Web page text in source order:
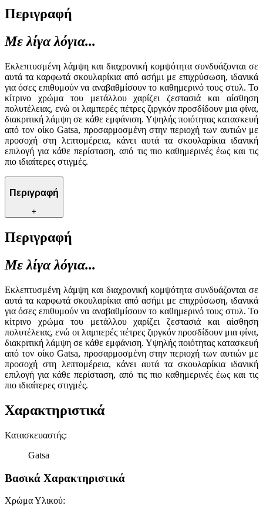
Περιγραφή
Με λίγα λόγια...
Εκλεπτυσμένη λάμψη και διαχρονική κομψότητα συνδυάζονται σε
αυτά τα καρφωτά σκουλαρίκια από ασήμι με επιχρύσωση, ιδανικά
για όσες επιθυμούν να αναβαθμίσουν το καθημερινό τους στυλ. Το
κίτρινο χρώμα του μετάλλου χαρίζει ζεστασιά και αίσθηση
πολυτέλειας, ενώ οι λαμπερές πέτρες ζιργκόν προσδίδουν μια φίνα,
διακριτική λάμψη σε κάθε εμφάνιση. Υψηλής ποιότητας κατασκευή
από τον οίκο Gatsa, προσαρμοσμένη στην περιοχή των αυτιών με
προσοχή στη λεπτομέρεια, κάνει αυτά τα σκουλαρίκια ιδανική
επιλογή για κάθε περίσταση, από τις πιο καθημερινές έως και τις
πιο ιδιαίτερες στιγμές.
Περιγραφή
+
Περιγραφή
Με λίγα λόγια...
Εκλεπτυσμένη λάμψη και διαχρονική κομψότητα συνδυάζονται σε
αυτά τα καρφωτά σκουλαρίκια από ασήμι με επιχρύσωση, ιδανικά
για όσες επιθυμούν να αναβαθμίσουν το καθημερινό τους στυλ. Το
κίτρινο χρώμα του μετάλλου χαρίζει ζεστασιά και αίσθηση
πολυτέλειας, ενώ οι λαμπερές πέτρες ζιργκόν προσδίδουν μια φίνα,
διακριτική λάμψη σε κάθε εμφάνιση. Υψηλής ποιότητας κατασκευή
από τον οίκο Gatsa, προσαρμοσμένη στην περιοχή των αυτιών με
προσοχή στη λεπτομέρεια, κάνει αυτά τα σκουλαρίκια ιδανική
επιλογή για κάθε περίσταση, από τις πιο καθημερινές έως και τις
πιο ιδιαίτερες στιγμές.
Χαρακτηριστικά
Κατασκευαστής:
Gatsa
Βασικά Χαρακτηριστικά
Χρώμα Υλικού: